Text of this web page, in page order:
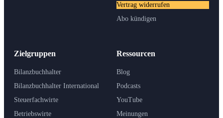
Zielgruppen
Bilanzbuchhalter
Bilanzbuchhalter International
Steuerfachwirte
Betriebswirte
Ressourcen
Blog
Podcasts
YouTube
Meinungen
Vertrag widerrufen
Abo kündigen